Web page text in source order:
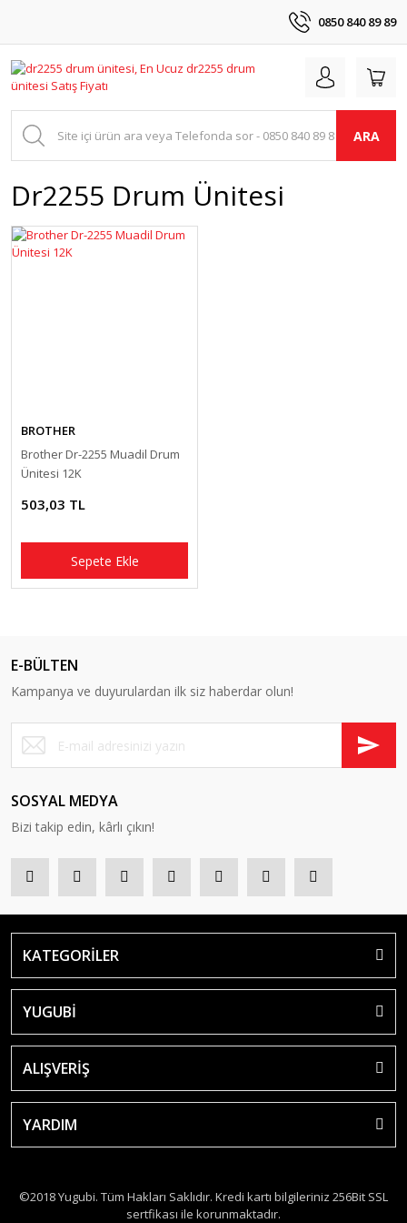
0850 840 89 89
ARA
Dr2255 Drum Ünitesi
BROTHER
Brother Dr-2255 Muadil Drum
Ünitesi 12K
503,03 TL
Sepete Ekle
E-BÜLTEN
Kampanya ve duyurulardan ilk siz haberdar olun!
SOSYAL MEDYA
Bizi takip edin, kârlı çıkın!
KATEGORİLER
YUGUBİ
ALIŞVERİŞ
YARDIM
©2018 Yugubi. Tüm Hakları Saklıdır. Kredi kartı bilgileriniz 256Bit SSL
sertfikası ile korunmaktadır.